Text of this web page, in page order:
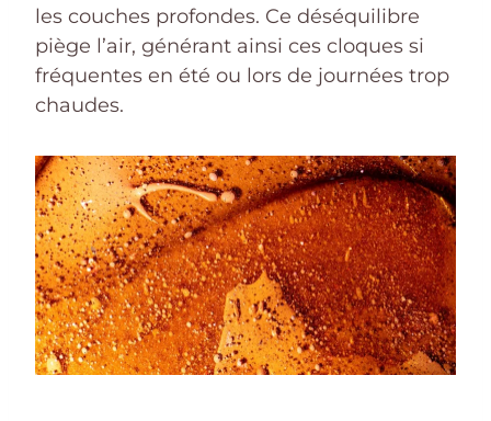
les couches profondes. Ce déséquilibre
piège l’air, générant ainsi ces cloques si
fréquentes en été ou lors de journées trop
chaudes.